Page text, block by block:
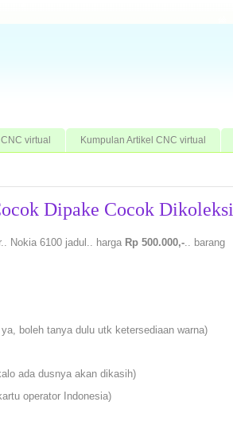
virtual Kumpulan Artikel CNC virtual
Dipake Cocok Dikoleksi
Nokia 6100 jadul.. harga Rp 500.000,-.. barang
boleh tanya dulu utk ketersediaan warna)
ada dusnya akan dikasih)
operator Indonesia)